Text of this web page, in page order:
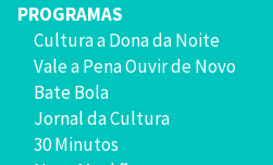
PROGRAMAS
Cultura a Dona da Noite
Vale a Pena Ouvir de Novo
Bate Bola
Jornal da Cultura
30 Minutos